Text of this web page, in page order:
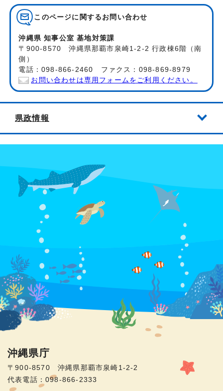
このページに関する お問い合わせ
沖縄県 知事公室 基地対策課
〒900-8570 沖縄県那覇市泉崎1-2-2 行政棟6階（南
側）
電話：098-866-2460 ファクス：098-869-8979
お問い合わせは専用フォームをご利用ください。
県政情報
沖縄県庁
〒900-8570 沖縄県那覇市泉崎1-2-2
代表電話：098-866-2333